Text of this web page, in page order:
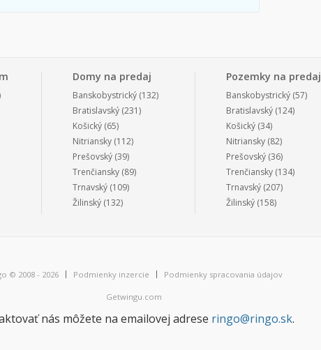
Domy na predaj
Banskobystrický (132)
Bratislavský (231)
Košický (65)
Nitriansky (112)
Prešovský (39)
Trenčiansky (89)
Trnavský (109)
Žilinský (132)
Pozemky na predaj
Banskobystrický(57)
Bratislavský(124)
Košický(34)
Nitriansky(82)
Prešovský(36)
Trenčiansky(134)
Trnavský(207)
Žilinský(158)
© 2008 - 2026 Podmienky inzercie Podmienky spracovania údajov
Getwingu.com
nás môžete na emailovej adrese ringo@ringo.sk.